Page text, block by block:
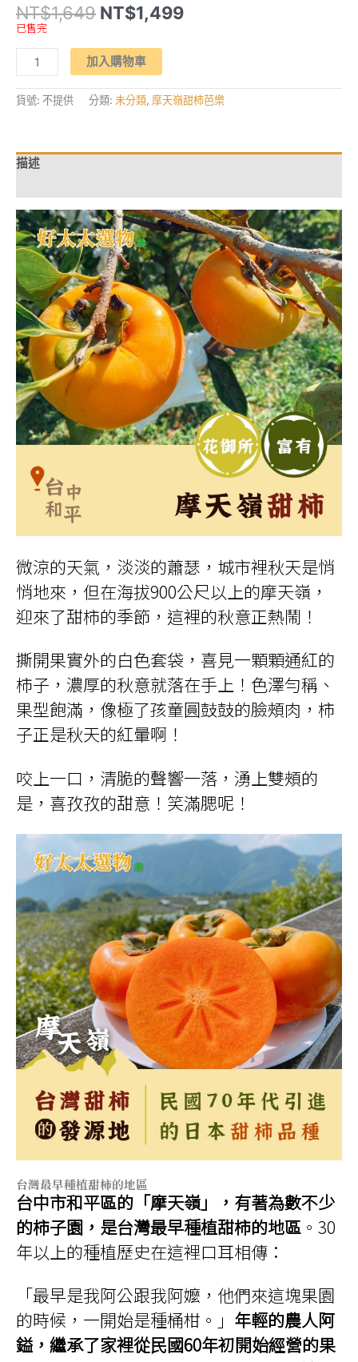
NT$1,649 原
始
格：
NT$1,649。
NT$1,499目
已售完
【秋
柿
務
所】
花
富
有-
甜
柿
數
量
加入購物車
貨號: 不提供 分類: 未分類, 摩天嶺甜柿芭樂
描述
微涼的天氣，淡淡的蕭瑟，城市裡秋天是悄
悄地來，但在海拔900公尺以上的摩天嶺，
迎來了甜柿的季節，這裡的秋意正熱鬧！
撕開果實外的白色套袋，喜見一顆顆通紅的
柿子，濃厚的秋意就落在手上！色澤勻稱、
果型飽滿，像極了孩童圓鼓鼓的臉頰肉，柿
子正是秋天的紅暈啊！
咬上一口，清脆的聲響一落，湧上雙頰的
是，喜孜孜的甜意！笑滿腮呢！
台灣最早種植甜柿的地區
台中市和平區的「摩天嶺」，有著為數不少
的柿子園，是台灣最早種植甜柿的地區 。30
年以上的種植歷史在這裡口耳相傳：
「最早是我阿公跟我阿嬤，他們來這塊果園
的時候，一開始是種桶柑。」 年輕的農人阿
鎰，繼承了家裡從民國60年初開始經營的果